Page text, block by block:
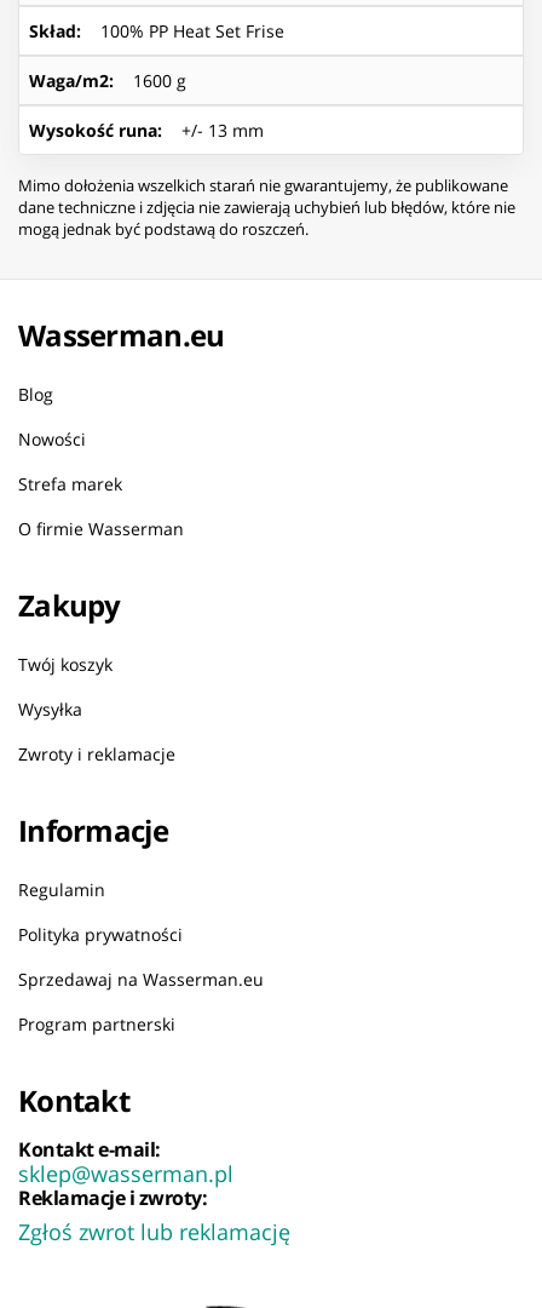
Skład: 100% PP Heat Set Frise
Waga/m2: 1600 g
Wysokość runa: +/- 13 mm
Mimo dołożenia wszelkich starań nie gwarantujemy, że publikowane
dane techniczne i zdjęcia nie zawierają uchybień lub błędów, które nie
mogą jednak być podstawą do roszczeń.
Wasserman.eu
Blog
Nowości
Strefa marek
O firmie Wasserman
Zakupy
Twój koszyk
Wysyłka
Zwroty i reklamacje
Informacje
Regulamin
Polityka prywatności
Sprzedawaj na Wasserman.eu
Program partnerski
Kontakt
Kontakt e-mail:
sklep@wasserman.pl
Reklamacje i zwroty:
Zgłoś zwrot lub reklamację